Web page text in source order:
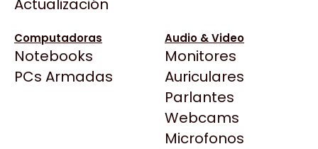
Actualización
Computadoras
Notebooks
PCs Armadas
Audio & Video
Monitores
Auriculares
Parlantes
Webcams
Microfonos
BenQ
CX
Cooler Master
Todas las Tiendas
X 1200 DPI USB WIFI
$266.945
Ver producto en la página de Max Tecno